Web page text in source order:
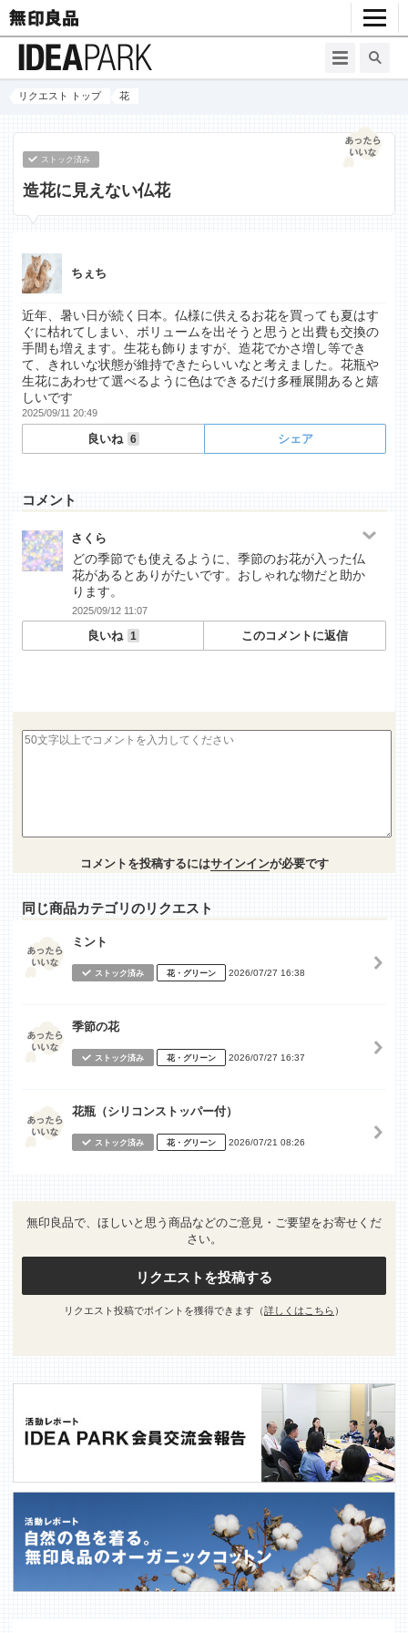
リクエスト トップ 花
ストック済み
造花に見えない仏花
ちぇち
近年、暑い日が続く日本。仏様に供えるお花を買っても夏はす
ぐに枯れてしまい、ボリュームを出そうと思うと出費も交換の
手間も増えます。生花も飾りますが、造花でかさ増し等でき
て、きれいな状態が維持できたらいいなと考えました。花瓶や
生花にあわせて選べるように色はできるだけ多種展開あると嬉
しいです
2025/09/11 20:49
良いね 6 シェア
コメント
さくら
どの季節でも使えるように、季節のお花が入った仏
花があるとありがたいです。おしゃれな物だと助か
ります。
2025/09/12 11:07
良いね 1 このコメントに返信
コメントを投稿するにはサインインが必要です
同じ商品カテゴリのリクエスト
ミント
ストック済み 花・グリーン 2026/07/27 16:38
季節の花
ストック済み 花・グリーン 2026/07/27 16:37
花瓶（シリコンストッパー付）
ストック済み 花・グリーン 2026/07/21 08:26
無印良品で、ほしいと思う商品などのご意見・ご要望をお寄せくだ
さい。
リクエストを投稿する
リクエスト投稿でポイントを獲得できます（詳しくはこちら ）